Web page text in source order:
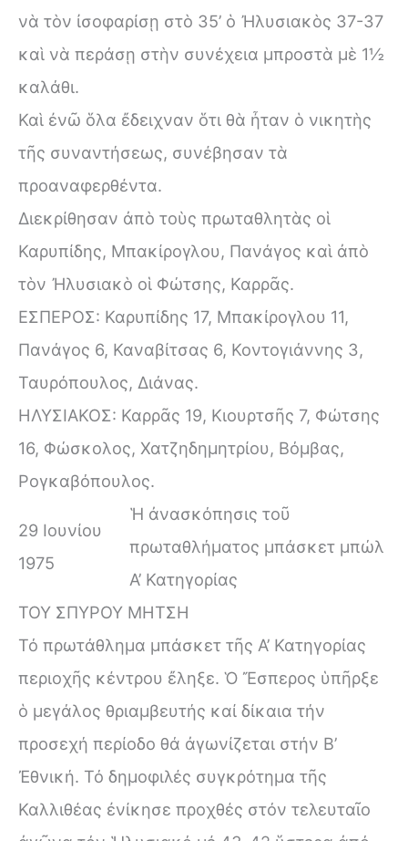
νὰ τὸν ἰσοφαρίσῃ στὸ 35’ ὁ Ἠλυσιακὸς 37-37
καὶ νὰ περάσῃ στὴν συνέχεια μπροστὰ μὲ 1½
καλάθι.
Καὶ ἐνῶ ὅλα ἔδειχναν ὅτι θὰ ἦταν ὁ νικητὴς
τῆς συναντήσεως, συνέβησαν τὰ
προαναφερθέντα.
Διεκρίθησαν ἀπὸ τοὺς πρωταθλητὰς οἱ
Καρυπίδης, Μπακίρογλου, Πανάγος καὶ ἀπὸ
τὸν Ἠλυσιακὸ οἱ Φώτσης, Καρρᾶς.
ΕΣΠΕΡΟΣ: Καρυπίδης 17, Μπακίρογλου 11,
Πανάγος 6, Καναβίτσας 6, Κοντογιάννης 3,
Ταυρόπουλος, Διάνας.
ΗΛΥΣΙΑΚΟΣ: Καρρᾶς 19, Κιουρτσῆς 7, Φώτσης
16, Φώσκολος, Χατζηδημητρίου, Βόμβας,
Ρογκαβόπουλος.
29 Ιουνίου
1975
Ἡ ἀνασκόπησις τοῦ
πρωταθλήματος μπάσκετ μπώλ
Α’ Κατηγορίας
ΤΟΥ ΣΠΥΡΟΥ ΜΗΤΣΗ
Τό πρωτάθλημα μπάσκετ τῆς Α’ Κατηγορίας
περιοχῆς κέντρου ἔληξε. Ὁ Ἔσπερος ὑπῆρξε
ὁ μεγάλος θριαμβευτής καί δίκαια τήν
προσεχή περίοδο θά ἀγωνίζεται στήν Β’
Ἐθνική. Τό δημοφιλές συγκρότημα τῆς
Καλλιθέας ἐνίκησε προχθές στόν τελευταῖο